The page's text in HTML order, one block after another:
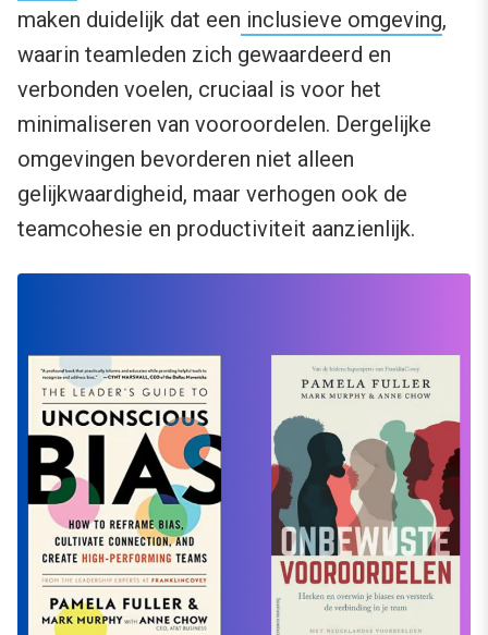
maken duidelijk dat een inclusieve omgeving,
waarin teamleden zich gewaardeerd en
verbonden voelen, cruciaal is voor het
minimaliseren van vooroordelen. Dergelijke
omgevingen bevorderen niet alleen
gelijkwaardigheid, maar verhogen ook de
teamcohesie en productiviteit aanzienlijk.